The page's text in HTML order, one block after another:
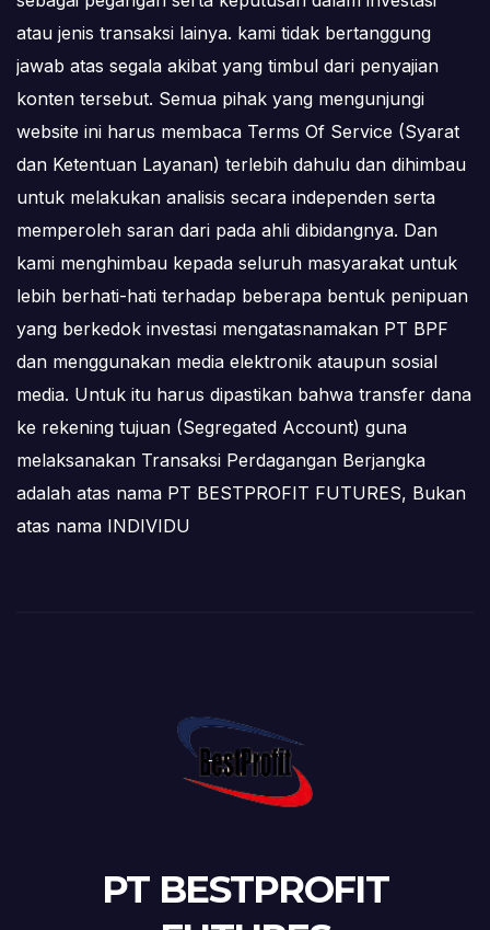
atau jenis transaksi lainya. kami tidak bertanggung
jawab atas segala akibat yang timbul dari penyajian
konten tersebut. Semua pihak yang mengunjungi
website ini harus membaca Terms Of Service (Syarat
dan Ketentuan Layanan) terlebih dahulu dan dihimbau
untuk melakukan analisis secara independen serta
memperoleh saran dari pada ahli dibidangnya. Dan
kami menghimbau kepada seluruh masyarakat untuk
lebih berhati-hati terhadap beberapa bentuk penipuan
yang berkedok investasi mengatasnamakan PT BPF
dan menggunakan media elektronik ataupun sosial
media. Untuk itu harus dipastikan bahwa transfer dana
ke rekening tujuan (Segregated Account) guna
melaksanakan Transaksi Perdagangan Berjangka
adalah atas nama PT BESTPROFIT FUTURES, Bukan
atas nama INDIVIDU
PT BESTPROFIT